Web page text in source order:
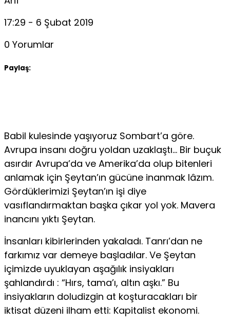
17:29 - 6 Şubat 2019
0 Yorumlar
Paylaş:
Babil kulesinde yaşıyoruz Sombart’a göre.
Avrupa insanı doğru yoldan uzaklaştı… Bir buçuk
asırdır Avrupa’da ve Amerika’da olup bitenleri
anlamak için Şeytan’ın gücüne inanmak lâzım.
Gördüklerimizi Şeytan’ın işi diye
vasıflandırmaktan başka çıkar yol yok. Mavera
inancını yıktı Şeytan.
İnsanları kibirlerinden yakaladı. Tanrı’dan ne
farkımız var demeye başladılar. Ve Şeytan
içimizde uyuklayan aşağılık insiyakları
şahlandırdı : “Hırs, tama’ı, altın aşkı.” Bu
insiyakların doludizgin at koşturacakları bir
iktisat düzeni ilham etti: Kapitalist ekonomi.